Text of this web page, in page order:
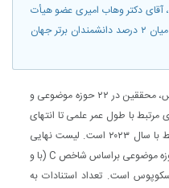
همکاری مؤسسه Elsevier در نسخه ۲۰۲۴، آقای دکتر وهاب امیری عضو هیأت
علمی گروه زمین شناسی دانشگاه یزد، در میان ۲ درصد دانشمندان برتر جهان
براساس داده‌های استنادی پایگاه اسکوپوس، محققین در ۲۲ حوزه موضوعی و
مرتبط با طول عمر علمی تا انتهای
سال ۲۰۲۳ و داده‌های یک سال اخیر مرتبط با سال ۲۰۲۳ است. لیست نهایی
شامل ۱۰۰ هزار نفر برتر و ۲ درصد برتر هر حوزه موضوعی براساس شاخص C (با و
است. تعداد استنادات به